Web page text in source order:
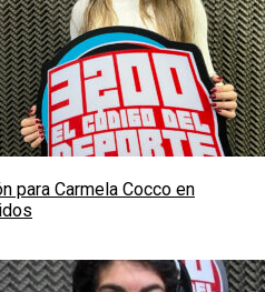
para Carmela Cocco en